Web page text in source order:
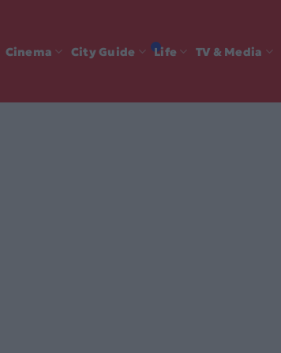
Cinema City Guide Life TV & Media